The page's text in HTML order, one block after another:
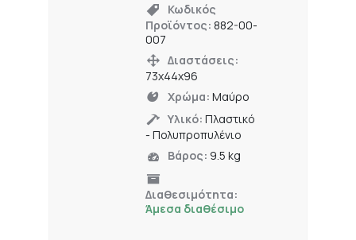
Κωδικός
Προϊόντος: 882-00-
007
Διαστάσεις:
73x44x96
Χρώμα: Μαύρο
Υλικό: Πλαστικό
- Πολυπροπυλένιο
Βάρος: 9.5 kg
Διαθεσιμότητα:
Άμεσα διαθέσιμο